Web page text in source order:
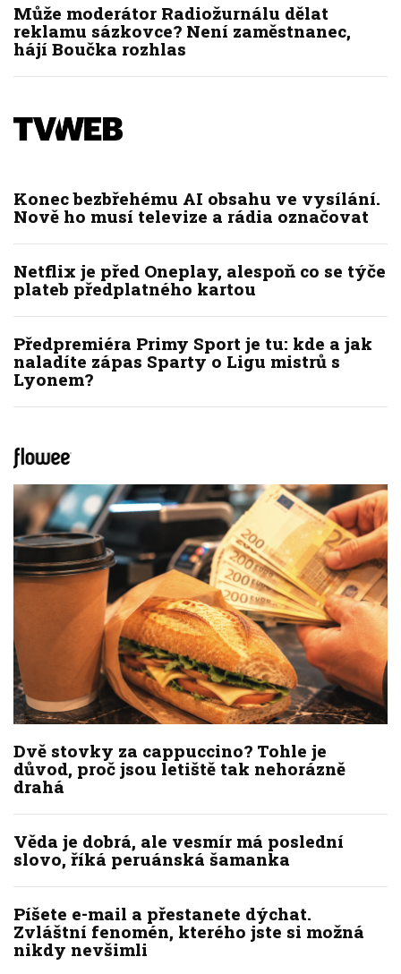
Může moderátor Radiožurnálu dělat
reklamu sázkovce? Není zaměstnanec,
hájí Boučka rozhlas
Konec bezbřehému AI obsahu ve vysílání.
Nově ho musí televize a rádia označovat
Netflix je před Oneplay, alespoň co se týče
plateb předplatného kartou
Předpremiéra Primy Sport je tu: kde a jak
naladíte zápas Sparty o Ligu mistrů s
Lyonem?
Dvě stovky za cappuccino? Tohle je
důvod, proč jsou letiště tak nehorázně
drahá
Věda je dobrá, ale vesmír má poslední
slovo, říká peruánská šamanka
Píšete e-mail a přestanete dýchat.
Zvláštní fenomén, kterého jste si možná
nikdy nevšimli